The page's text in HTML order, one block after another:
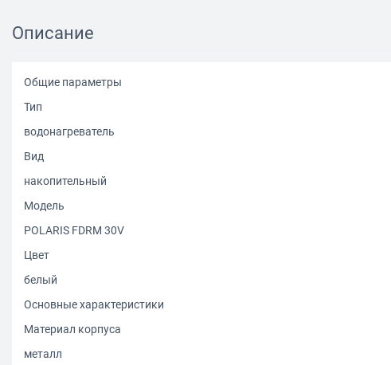
Описание
Общие параметры
Тип
водонагреватель
Вид
накопительный
Модель
POLARIS FDRM 30V
Цвет
белый
Основные характеристики
Материал корпуса
металл